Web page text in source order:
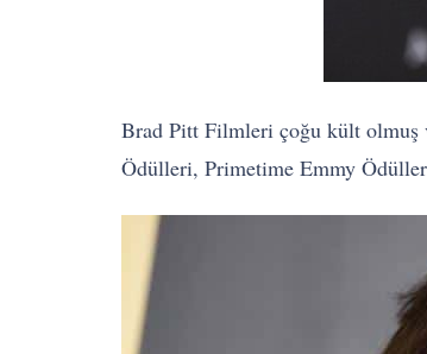
Brad Pitt Filmleri çoğu kült olmuş
Ödülleri, Primetime Emmy